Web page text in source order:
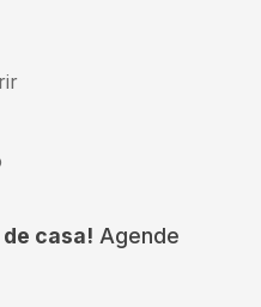
casa! Agende